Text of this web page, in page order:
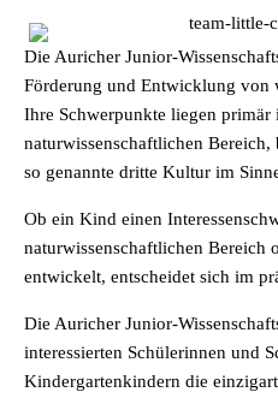
Die Auricher Junior-
Förderung und Entwicklung von
Ihre Schwerpunkte liegen primär
naturwissenschaftlichen
so genannte dritte Kultur im
Ob ein Kind einen
naturwissenschaftlichen Bereich
entwickelt, entscheidet sich im
Die Auricher Junior-
interessierten Schülerinnen und
Kindergartenkindern die